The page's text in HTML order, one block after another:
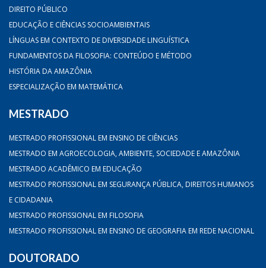
DIREITO PÚBLICO
EDUCAÇÃO E CIÊNCIAS SOCIOAMBIENTAIS
LÍNGUAS EM CONTEXTO DE DIVERSIDADE LINGUÍSTICA
FUNDAMENTOS DA FILOSOFIA: CONTEÚDO E MÉTODO
HISTÓRIA DA AMAZÔNIA
ESPECIALIZAÇÃO EM MATEMÁTICA
MESTRADO
MESTRADO PROFISSIONAL EM ENSINO DE CIÊNCIAS
MESTRADO EM AGROECOLOGIA, AMBIENTE, SOCIEDADE E AMAZÔNIA
MESTRADO ACADÊMICO EM EDUCAÇÃO
MESTRADO PROFISSIONAL EM SEGURANÇA PÚBLICA, DIREITOS HUMANOS
E CIDADANIA
MESTRADO PROFISSIONAL EM FILOSOFIA
MESTRADO PROFISSIONAL EM ENSINO DE GEOGRAFIA EM REDE NACIONAL
DOUTORADO